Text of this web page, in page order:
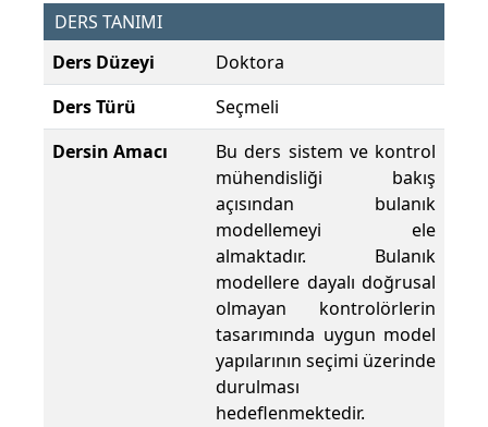
DERS TANIMI
Ders Düzeyi
Doktora
Ders Türü
Seçmeli
Dersin Amacı
Bu ders sistem ve kontrol
mühendisliği bakış
açısından bulanık
modellemeyi ele
almaktadır. Bulanık
modellere dayalı doğrusal
olmayan kontrolörlerin
tasarımında uygun model
yapılarının seçimi üzerinde
durulması
hedeflenmektedir.